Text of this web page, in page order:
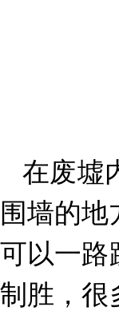
在废墟
围墙的
可以一路
制胜，很